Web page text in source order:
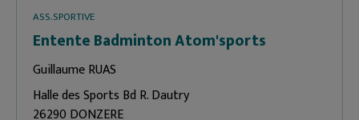
ASS.SPORTIVE
Entente Badminton Atom'sports
Guillaume RUAS
Halle des Sports Bd R. Dautry
26290 DONZERE